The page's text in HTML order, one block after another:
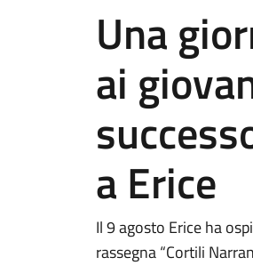
Una
ai
a Erice
Il 9 agosto Erice ha
rassegna “Cortili